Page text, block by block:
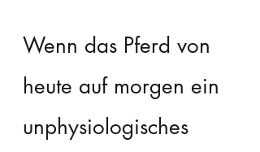
Wenn das Pferd von
heute auf morgen ein
unphysiologisches